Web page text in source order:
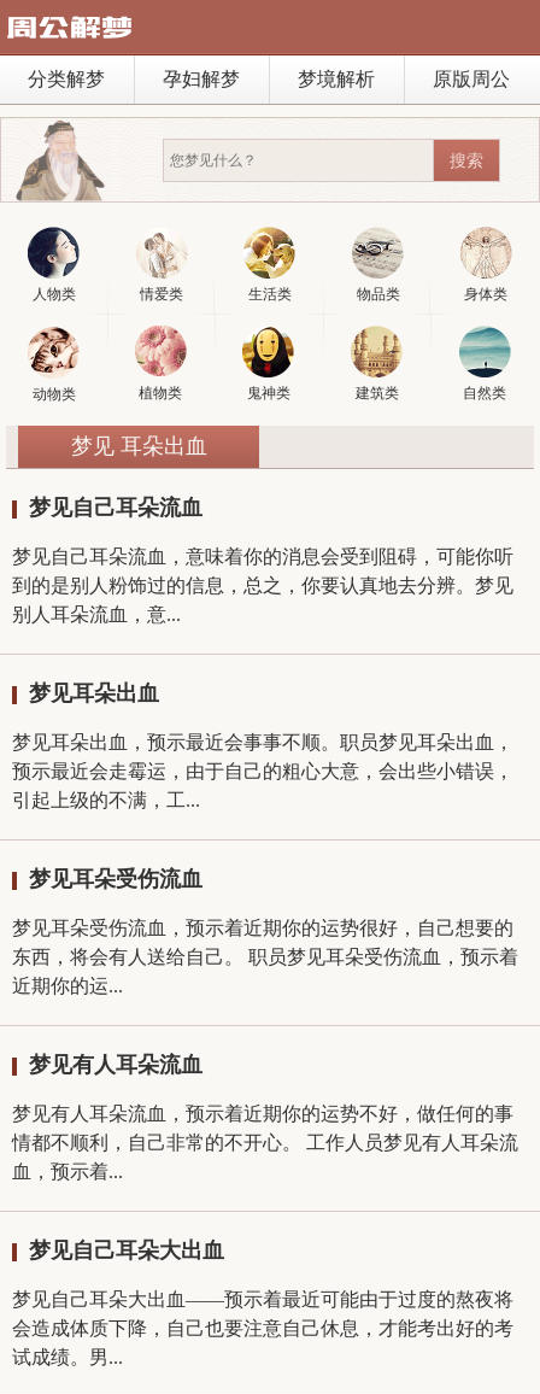
分类解梦 孕妇解梦 梦境解析 原版周公
人物类 情爱类 生活类 物品类 身体类
动物类 植物类 鬼神类 建筑类 自然类
梦见 耳朵出血
梦见自己耳朵流血
梦见自己耳朵流血，意味着你的消息会受到阻碍，可能你听
到的是别人粉饰过的信息，总之，你要认真地去分辨。梦见
别人耳朵流血，意...
梦见耳朵出血
梦见耳朵出血，预示最近会事事不顺。职员梦见耳朵出血，
预示最近会走霉运，由于自己的粗心大意，会出些小错误，
引起上级的不满，工...
梦见耳朵受伤流血
梦见耳朵受伤流血，预示着近期你的运势很好，自己想要的
东西，将会有人送给自己。 职员梦见耳朵受伤流血，预示着
近期你的运...
梦见有人耳朵流血
梦见有人耳朵流血，预示着近期你的运势不好，做任何的事
情都不顺利，自己非常的不开心。 工作人员梦见有人耳朵流
血，预示着...
梦见自己耳朵大出血
梦见自己耳朵大出血——预示着最近可能由于过度的熬夜将
会造成体质下降，自己也要注意自己休息，才能考出好的考
试成绩。男...